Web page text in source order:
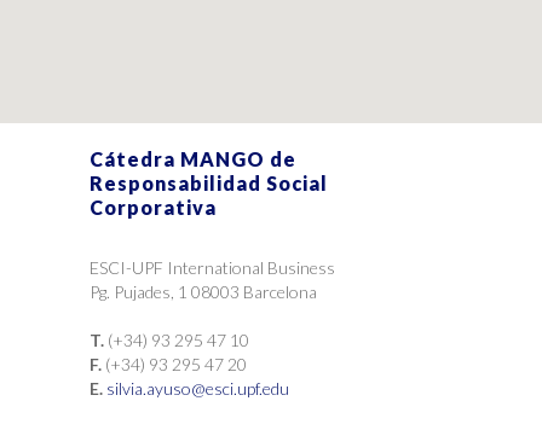
Cátedra MANGO de
Responsabilidad Social
Corporativa
ESCI-UPF International Business
Pg. Pujades, 1 08003 Barcelona
T. (+34) 93 295 47 10
F. (+34) 93 295 47 20
E. silvia.ayuso@esci.upf.edu